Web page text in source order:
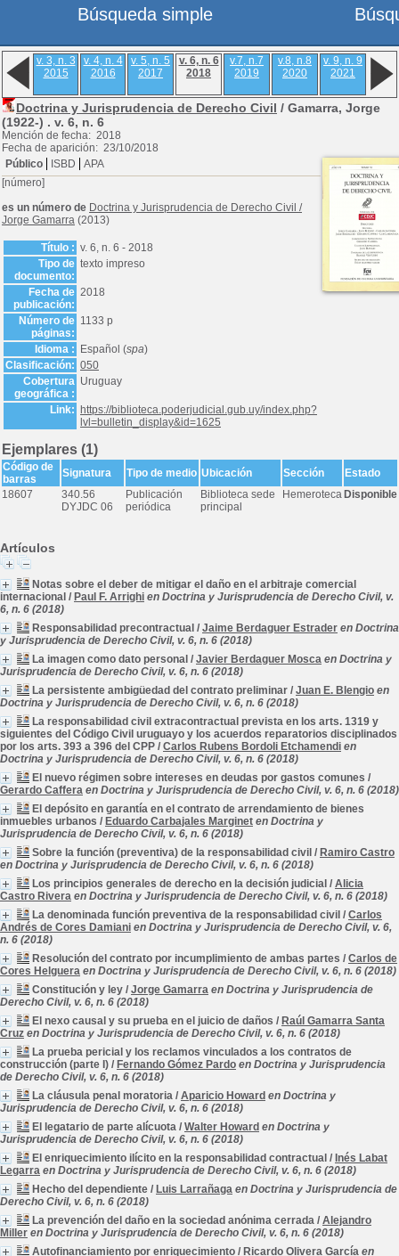
v. 3, n. 3
2015
v. 4, n. 4
2016
v. 5, n. 5
2017
v. 6, n. 6
2018
v.7, n.7
2019
v.8, n.8
2020
v. 9, n. 9
2021
Doctrina y Jurisprudencia de Derecho Civil / Gamarra, Jorge
(1922-) . v. 6, n. 6
Mención de fecha: 2018
Fecha de aparición: 23/10/2018
Público
ISBD
APA
[número]
es un número de Doctrina y Jurisprudencia de Derecho Civil /
Jorge Gamarra (2013)
Título : v. 6, n. 6 - 2018
Tipo de
documento:
texto impreso
Fecha de
publicación:
2018
Número de
páginas:
1133 p
Idioma : Español (spa)
Clasificación: 050
Cobertura
geográfica :
Uruguay
Link:
https://biblioteca.poderjudicial.gub.uy/index.php?
lvl=bulletin_display&id=1625
Ejemplares (1)
Código de
barras
Signatura Tipo de medio Ubicación Sección
Estado
18607
340.56
DYJDC 06
Publicación
periódica
Biblioteca sede
principal
Hemeroteca Disponible
Artículos
Notas sobre el deber de mitigar el daño en el arbitraje comercial
internacional / Paul F. Arrighi en Doctrina y Jurisprudencia de Derecho Civil, v.
6, n. 6 (2018)
Responsabilidad precontractual / Jaime Berdaguer Estrader en Doctrina
y Jurisprudencia de Derecho Civil, v. 6, n. 6 (2018)
La imagen como dato personal / Javier Berdaguer Mosca en Doctrina y
Jurisprudencia de Derecho Civil, v. 6, n. 6 (2018)
La persistente ambigüedad del contrato preliminar / Juan E. Blengio en
Doctrina y Jurisprudencia de Derecho Civil, v. 6, n. 6 (2018)
La responsabilidad civil extracontractual prevista en los arts. 1319 y
siguientes del Código Civil uruguayo y los acuerdos reparatorios disciplinados
por los arts. 393 a 396 del CPP / Carlos Rubens Bordoli Etchamendi en
Doctrina y Jurisprudencia de Derecho Civil, v. 6, n. 6 (2018)
El nuevo régimen sobre intereses en deudas por gastos comunes /
Gerardo Caffera en Doctrina y Jurisprudencia de Derecho Civil, v. 6, n. 6 (2018)
El depósito en garantía en el contrato de arrendamiento de bienes
inmuebles urbanos / Eduardo Carbajales Marginet en Doctrina y
Jurisprudencia de Derecho Civil, v. 6, n. 6 (2018)
Sobre la función (preventiva) de la responsabilidad civil / Ramiro Castro
en Doctrina y Jurisprudencia de Derecho Civil, v. 6, n. 6 (2018)
Los principios generales de derecho en la decisión judicial / Alicia
Castro Rivera en Doctrina y Jurisprudencia de Derecho Civil, v. 6, n. 6 (2018)
La denominada función preventiva de la responsabilidad civil / Carlos
Andrés de Cores Damiani en Doctrina y Jurisprudencia de Derecho Civil, v. 6,
n. 6 (2018)
Resolución del contrato por incumplimiento de ambas partes / Carlos de
Cores Helguera en Doctrina y Jurisprudencia de Derecho Civil, v. 6, n. 6 (2018)
Constitución y ley / Jorge Gamarra en Doctrina y Jurisprudencia de
Derecho Civil, v. 6, n. 6 (2018)
El nexo causal y su prueba en el juicio de daños / Raúl Gamarra Santa
Cruz en Doctrina y Jurisprudencia de Derecho Civil, v. 6, n. 6 (2018)
La prueba pericial y los reclamos vinculados a los contratos de
construcción (parte I) / Fernando Gómez Pardo en Doctrina y Jurisprudencia
de Derecho Civil, v. 6, n. 6 (2018)
La cláusula penal moratoria / Aparicio Howard en Doctrina y
Jurisprudencia de Derecho Civil, v. 6, n. 6 (2018)
El legatario de parte alícuota / Walter Howard en Doctrina y
Jurisprudencia de Derecho Civil, v. 6, n. 6 (2018)
El enriquecimiento ilícito en la responsabilidad contractual / Inés Labat
Legarra en Doctrina y Jurisprudencia de Derecho Civil, v. 6, n. 6 (2018)
Hecho del dependiente / Luis Larrañaga en Doctrina y Jurisprudencia de
Derecho Civil, v. 6, n. 6 (2018)
La prevención del daño en la sociedad anónima cerrada / Alejandro
Miller en Doctrina y Jurisprudencia de Derecho Civil, v. 6, n. 6 (2018)
Autofinanciamiento por enriquecimiento / Ricardo Olivera García en
Búsqueda simple